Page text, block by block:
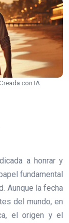
con IA
a honrar y
fundamental
Aunque la fecha
del mundo, en
el origen y el